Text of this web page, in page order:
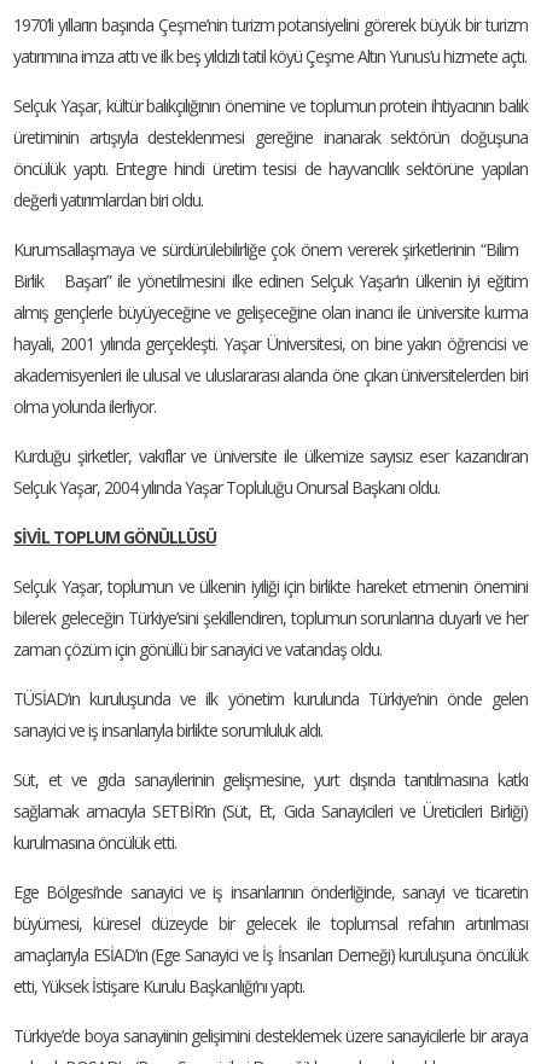
1970’li yılların başında Çeşme’nin turizm potansiyelini görerek büyük bir turizm
yatırımına imza attı ve ilk beş yıldızlı tatil köyü Çeşme Altın Yunus’u hizmete açtı.
Selçuk Yaşar, kültür balıkçılığının önemine ve toplumun protein ihtiyacının balık
üretiminin artışıyla desteklenmesi gereğine inanarak sektörün doğuşuna
öncülük yaptı. Entegre hindi üretim tesisi de hayvancılık sektörüne yapılan
değerli yatırımlardan biri oldu.
Kurumsallaşmaya ve sürdürülebilirliğe çok önem vererek şirketlerinin “Bilim
Birlik Başarı” ile yönetilmesini ilke edinen Selçuk Yaşar’ın ülkenin iyi eğitim
almış gençlerle büyüyeceğine ve gelişeceğine olan inancı ile üniversite kurma
hayali, 2001 yılında gerçekleşti. Yaşar Üniversitesi, on bine yakın öğrencisi ve
akademisyenleri ile ulusal ve uluslararası alanda öne çıkan üniversitelerden biri
olma yolunda ilerliyor.
Kurduğu şirketler, vakıflar ve üniversite ile ülkemize sayısız eser kazandıran
Selçuk Yaşar, 2004 yılında Yaşar Topluluğu Onursal Başkanı oldu.
SİVİL TOPLUM GÖNÜLLÜSÜ
Selçuk Yaşar, toplumun ve ülkenin iyiliği için birlikte hareket etmenin önemini
bilerek geleceğin Türkiye’sini şekillendiren, toplumun sorunlarına duyarlı ve her
zaman çözüm için gönüllü bir sanayici ve vatandaş oldu.
TÜSİAD’ın kuruluşunda ve ilk yönetim kurulunda Türkiye’nin önde gelen
sanayici ve iş insanlarıyla birlikte sorumluluk aldı.
Süt, et ve gıda sanayilerinin gelişmesine, yurt dışında tanıtılmasına katkı
sağlamak amacıyla SETBİR’in (Süt, Et, Gıda Sanayicileri ve Üreticileri Birliği)
kurulmasına öncülük etti.
Ege Bölgesi’nde sanayici ve iş insanlarının önderliğinde, sanayi ve ticaretin
büyümesi, küresel düzeyde bir gelecek ile toplumsal refahın artırılması
amaçlarıyla ESİAD’ın (Ege Sanayici ve İş İnsanları Derneği) kuruluşuna öncülük
etti, Yüksek İstişare Kurulu Başkanlığı’nı yaptı.
Türkiye’de boya sanayiinin gelişimini desteklemek üzere sanayicilerle bir araya